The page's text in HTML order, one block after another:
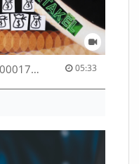
Evaluation-ZTS-53529931700001791 05:33